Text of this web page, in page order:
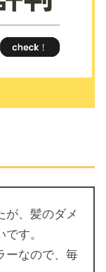
が、髪のダメ
す。
ーなので、毎